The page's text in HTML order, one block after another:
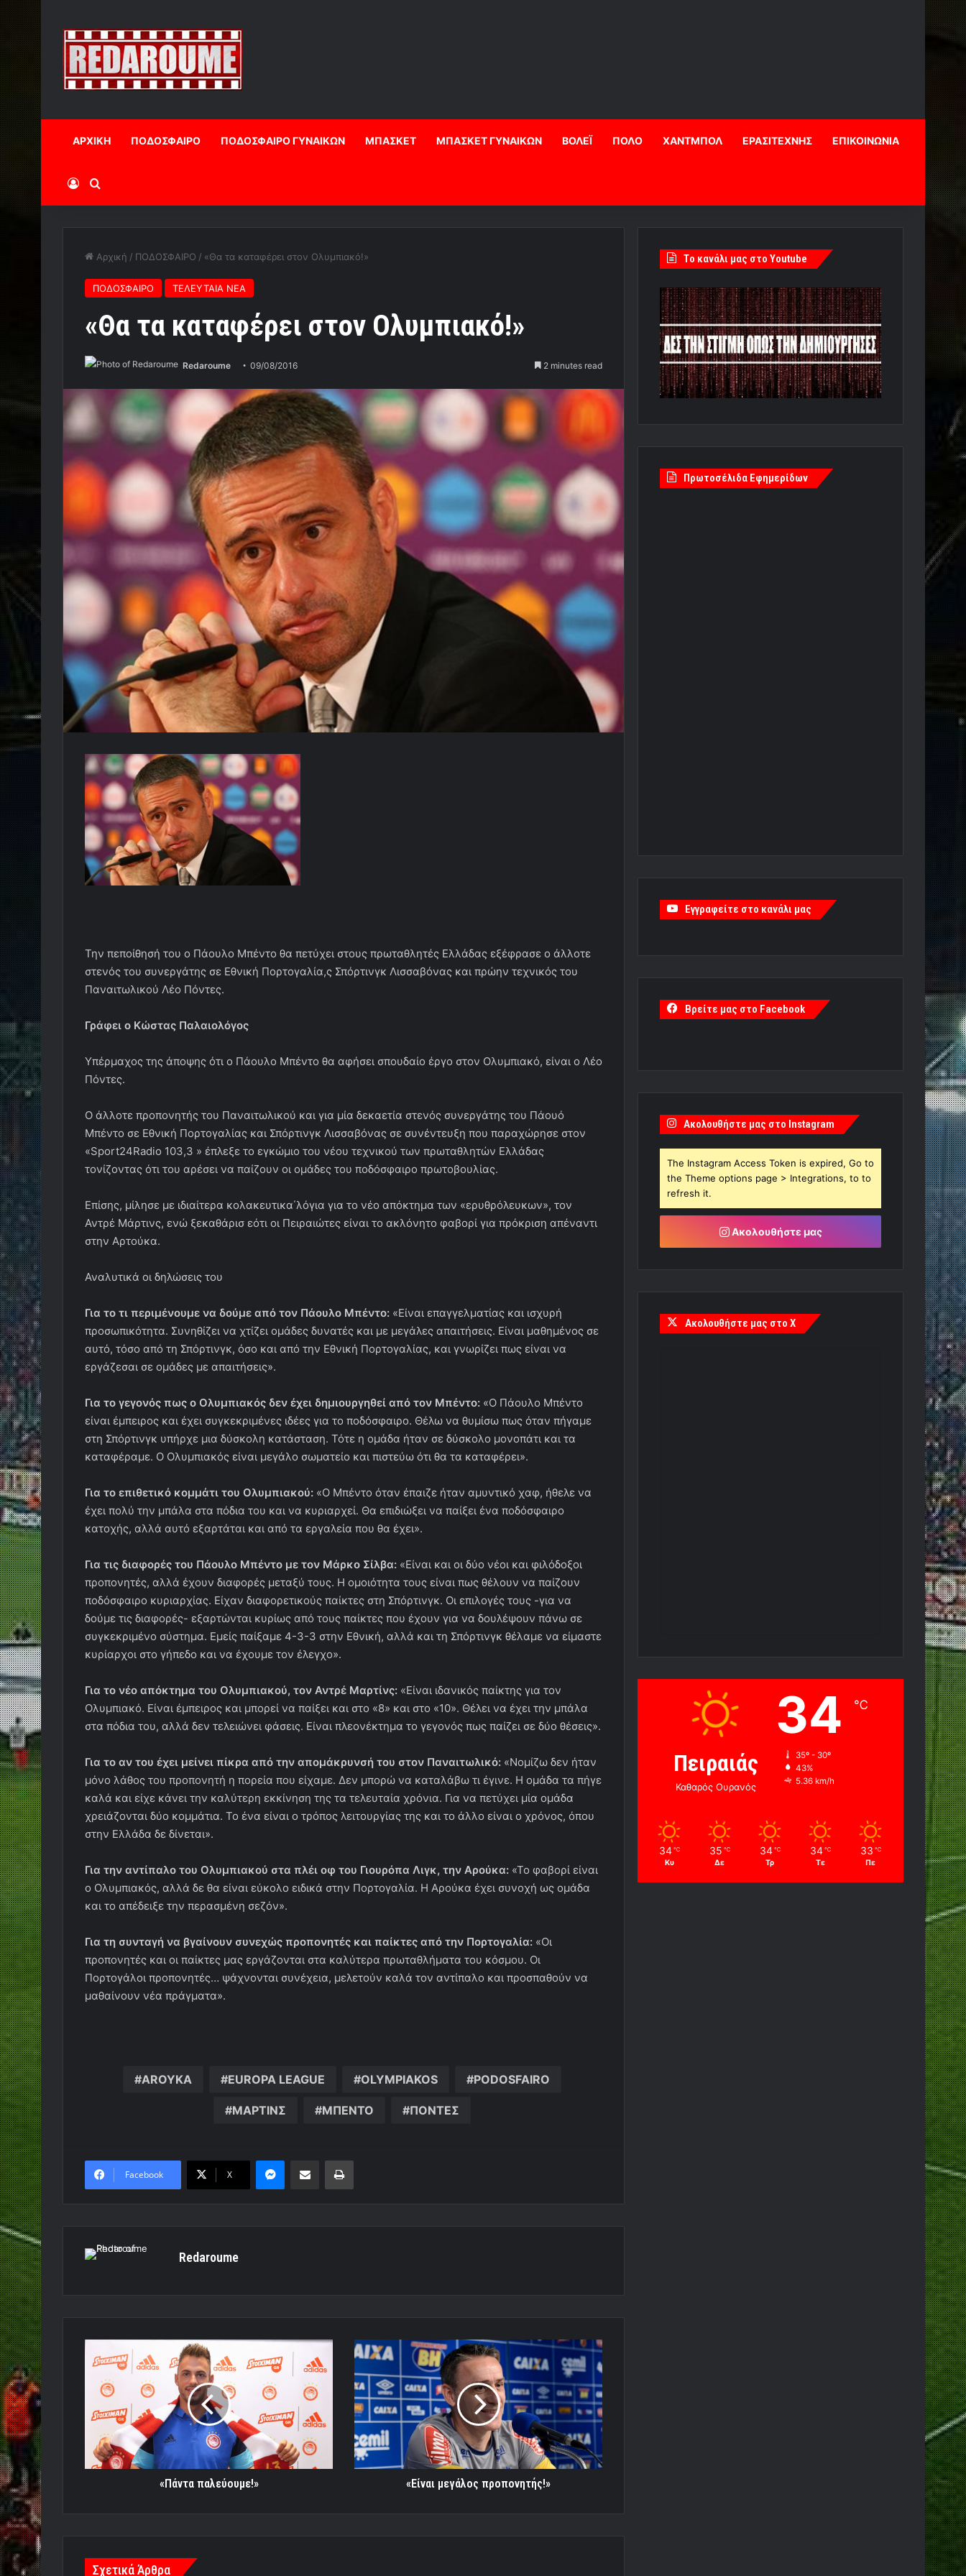
ΑΡΧΙΚΗ ΠΟΔΟΣΦΑΙΡΟ ΠΟΔΟΣΦΑΙΡΟ ΓΥΝΑΙΚΩΝ ΜΠΑΣΚΕΤ ΜΠΑΣΚΕΤ ΓΥΝΑΙΚΩΝ ΒΟΛΕΪ ΠΟΛΟ ΧΑΝΤΜΠΟΛ ΕΡΑΣΙΤΕΧΝΗΣ ΕΠΙΚΟΙΝΩΝΙΑ
Log InΑναζήτηση
Αρχική / ΠΟΔΟΣΦΑΙΡΟ / «Θα τα καταφέρει στον Ολυμπιακό!»
ΠΟΔΟΣΦΑΙΡΟ ΤΕΛΕΥΤΑΙΑ ΝΕΑ
«Θα τα καταφέρει στον Ολυμπιακό!»
Redaroume 09/08/2016 2 minutes read
Την πεποίθησή του ο Πάουλο Μπέντο θα πετύχει στους πρωταθλητές Ελλάδας εξέφρασε ο άλλοτε
στενός του συνεργάτης σε Εθνική Πορτογαλία,ς Σπόρτινγκ Λισσαβόνας και πρώην τεχνικός του
Παναιτωλικού Λέο Πόντες.
Γράφει ο Κώστας Παλαιολόγος
Υπέρμαχος της άποψης ότι ο Πάουλο Μπέντο θα αφήσει σπουδαίο έργο στον Ολυμπιακό, είναι ο Λέο
Πόντες.
Ο άλλοτε προπονητής του Παναιτωλικού και για μία δεκαετία στενός συνεργάτης του Πάουό
Μπέντο σε Εθνική Πορτογαλίας και Σπόρτινγκ Λισσαβόνας σε συνέντευξη που παραχώρησε στον
«Sport24Radio 103,3 » έπλεξε το εγκώμιο του νέου τεχνικού των πρωταθλητών Ελλάδας
τονίζοντας ότι του αρέσει να παίζουν οι ομάδες του ποδόσφαιρο πρωτοβουλίας.
Επίσης, μίλησε με ιδιαίτερα κολακευτικα΄λόγια για το νέο απόκτημα των «ερυθρόλευκων», τον
Αντρέ Μάρτινς, ενώ ξεκαθάρισ εότι οι Πειραιώτες είναι το ακλόνητο φαβορί για πρόκριση απέναντι
στην Αρτούκα.
Αναλυτικά οι δηλώσεις του
Για το τι περιμένουμε να δούμε από τον Πάουλο Μπέντο: «Είναι επαγγελματίας και ισχυρή
προσωπικότητα. Συνηθίζει να χτίζει ομάδες δυνατές και με μεγάλες απαιτήσεις. Είναι μαθημένος σε
αυτό, τόσο από τη Σπόρτινγκ, όσο και από την Εθνική Πορτογαλίας, και γνωρίζει πως είναι να
εργάζεσαι σε ομάδες με απαιτήσεις».
Για το γεγονός πως ο Ολυμπιακός δεν έχει δημιουργηθεί από τον Μπέντο: «Ο Πάουλο Μπέντο
είναι έμπειρος και έχει συγκεκριμένες ιδέες για το ποδόσφαιρο. Θέλω να θυμίσω πως όταν πήγαμε
στη Σπόρτινγκ υπήρχε μια δύσκολη κατάσταση. Τότε η ομάδα ήταν σε δύσκολο μονοπάτι και τα
καταφέραμε. Ο Ολυμπιακός είναι μεγάλο σωματείο και πιστεύω ότι θα τα καταφέρει».
Για το επιθετικό κομμάτι του Ολυμπιακού: «Ο Μπέντο όταν έπαιζε ήταν αμυντικό χαφ, ήθελε να
έχει πολύ την μπάλα στα πόδια του και να κυριαρχεί. Θα επιδιώξει να παίξει ένα ποδόσφαιρο
κατοχής, αλλά αυτό εξαρτάται και από τα εργαλεία που θα έχει».
Για τις διαφορές του Πάουλο Μπέντο με τον Μάρκο Σίλβα: «Είναι και οι δύο νέοι και φιλόδοξοι
προπονητές, αλλά έχουν διαφορές μεταξύ τους. Η ομοιότητα τους είναι πως θέλουν να παίζουν
ποδόσφαιρο κυριαρχίας. Είχαν διαφορετικούς παίκτες στη Σπόρτινγκ. Οι επιλογές τους -για να
δούμε τις διαφορές- εξαρτώνται κυρίως από τους παίκτες που έχουν για να δουλέψουν πάνω σε
συγκεκριμένο σύστημα. Εμείς παίξαμε 4-3-3 στην Εθνική, αλλά και τη Σπόρτινγκ θέλαμε να είμαστε
κυρίαρχοι στο γήπεδο και να έχουμε τον έλεγχο».
Για το νέο απόκτημα του Ολυμπιακού, τον Αντρέ Μαρτίνς: «Είναι ιδανικός παίκτης για τον
Ολυμπιακό. Είναι έμπειρος και μπορεί να παίξει και στο «8» και στο «10». Θέλει να έχει την μπάλα
στα πόδια του, αλλά δεν τελειώνει φάσεις. Είναι πλεονέκτημα το γεγονός πως παίζει σε δύο θέσεις».
Για το αν του έχει μείνει πίκρα από την απομάκρυνσή του στον Παναιτωλικό: «Νομίζω δεν ήταν
μόνο λάθος του προπονητή η πορεία που είχαμε. Δεν μπορώ να καταλάβω τι έγινε. Η ομάδα τα πήγε
καλά και είχε κάνει την καλύτερη εκκίνηση της τα τελευταία χρόνια. Για να πετύχει μία ομάδα
χρειάζονται δύο κομμάτια. Το ένα είναι ο τρόπος λειτουργίας της και το άλλο είναι ο χρόνος, όπου
στην Ελλάδα δε δίνεται».
Για την αντίπαλο του Ολυμπιακού στα πλέι οφ του Γιουρόπα Λιγκ, την Αρούκα: «Το φαβορί είναι
ο Ολυμπιακός, αλλά δε θα είναι εύκολο ειδικά στην Πορτογαλία. Η Αρούκα έχει συνοχή ως ομάδα
και το απέδειξε την περασμένη σεζόν».
Για τη συνταγή να βγαίνουν συνεχώς προπονητές και παίκτες από την Πορτογαλία: «Οι
προπονητές και οι παίκτες μας εργάζονται στα καλύτερα πρωταθλήματα του κόσμου. Οι
Πορτογάλοι προπονητές… ψάχνονται συνέχεια, μελετούν καλά τον αντίπαλο και προσπαθούν να
μαθαίνουν νέα πράγματα».
AROYKA EUROPA LEAGUE OLYMPIAKOS PODOSFAIRO
ΜΑΡΤΙΝΣ ΜΠΕΝΤΟ ΠΟΝΤΕΣ
Facebook X
MessengerΚοινοποίηση μέσω ηλεκτρονικού ταχυδρομείουΕκτύπωση
Redaroume
«Πάντα
παλεύουμε!»
«Πάντα παλεύουμε!»
«Είναι
μεγάλος
προπονητής!»
«Είναι μεγάλος προπονητής!»
Σχετικά Άρθρα
Tο κανάλι μας στο Youtube
Πρωτοσέλιδα Εφημερίδων
Εγγραφείτε στο κανάλι μας
Βρείτε μας στο Facebook
Ακολουθήστε μας στο Instagram
The Instagram Access Token is expired, Go to
the Theme options page > Integrations, to to
refresh it.
Ακολουθήστε μας
Ακολουθήστε μας στο X
Πειραιάς
Καθαρός Ουρανός
34 ℃
35º - 30º
43%
5.36 km/h
34 ℃
Κυ
35 ℃
Δε
34 ℃
Τρ
34 ℃
Τε
33 ℃
Πε